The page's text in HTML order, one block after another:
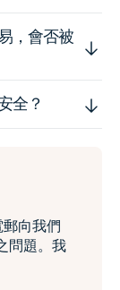
，會否被
全？
向我們
問題。我